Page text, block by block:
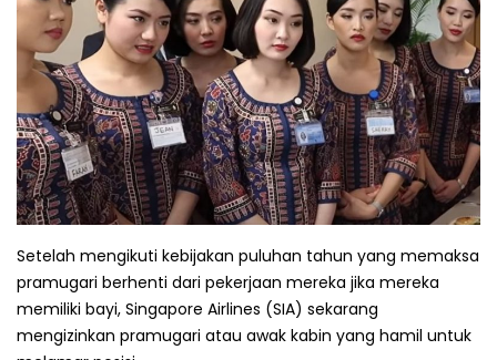
Setelah mengikuti kebijakan puluhan tahun yang memaksa
pramugari berhenti dari pekerjaan mereka jika mereka
memiliki bayi, Singapore Airlines (SIA) sekarang
mengizinkan pramugari atau awak kabin yang hamil untuk